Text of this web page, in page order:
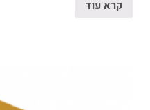
קרא עוד